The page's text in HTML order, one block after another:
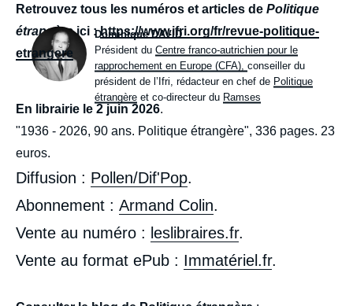
Photo
Dominique DAVID
Intitulé
du
poste
Président duCentre franco-autrichien pour le
rapprochement en Europe (CFA) ,conseiller du
président de l’Ifri, rédacteur en chef de Politique
étrangère et co-directeur du Ramses
body
Retrouvez tous les numéros et articles de Politique
étrangèreici :https://www.ifri.org/fr/revue-politique-
etrangere
En librairie le 2 juin 2026.
"1936 - 2026, 90 ans. Politique étrangère", 336 pages. 23
euros.
Diffusion : Pollen/Dif'Pop.
Abonnement : Armand Colin.
Vente au numéro : leslibraires.fr.
Vente au format ePub : Immatériel.fr.